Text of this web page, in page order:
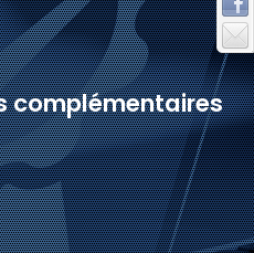
complémentaires